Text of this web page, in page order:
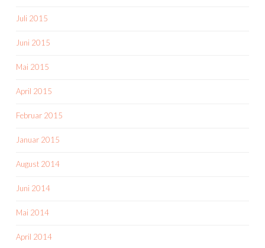
Juli 2015
Juni 2015
Mai 2015
April 2015
Februar 2015
Januar 2015
August 2014
Juni 2014
Mai 2014
April 2014